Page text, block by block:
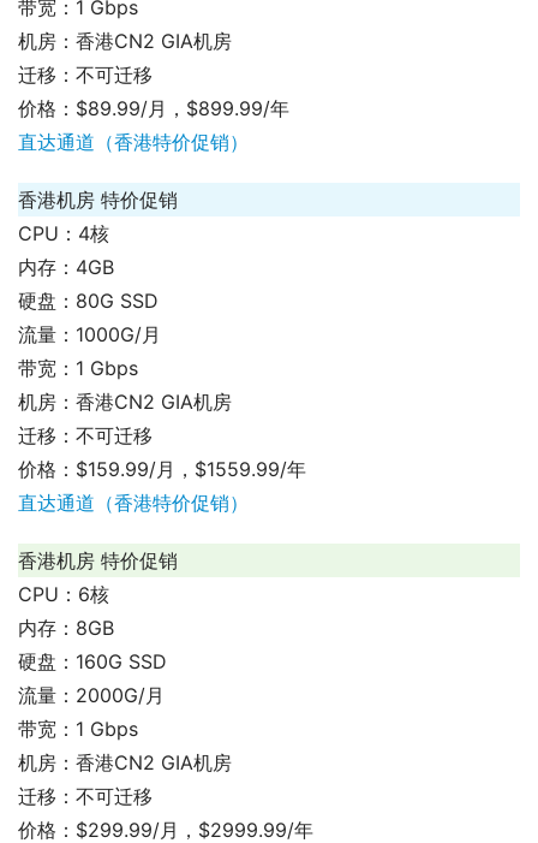
带宽：1 Gbps
机房：香港CN2 GIA机房
迁移：不可迁移
价格：$89.99/月，$899.99/年
直达通道（香港特价促销）
香港机房 特价促销
CPU：4核
内存：4GB
硬盘：80G SSD
流量：1000G/月
带宽：1 Gbps
机房：香港CN2 GIA机房
迁移：不可迁移
价格：$159.99/月，$1559.99/年
直达通道（香港特价促销）
香港机房 特价促销
CPU：6核
内存：8GB
硬盘：160G SSD
流量：2000G/月
带宽：1 Gbps
机房：香港CN2 GIA机房
迁移：不可迁移
价格：$299.99/月，$2999.99/年